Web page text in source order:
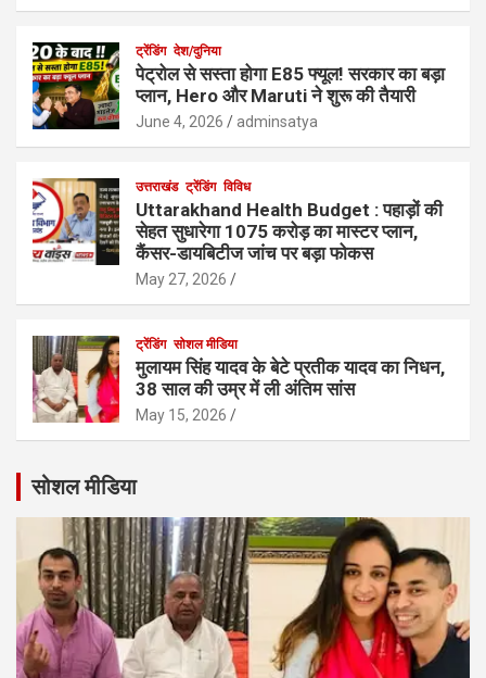
ट्रेंडिंग देश/दुनिया
पेट्रोल से सस्ता होगा E85 फ्यूल! सरकार का बड़ा
प्लान, Hero और Maruti ने शुरू की तैयारी
June 4, 2026 adminsatya
उत्तराखंड ट्रेंडिंग विविध
Uttarakhand Health Budget : पहाड़ों की
सेहत सुधारेगा 1075 करोड़ का मास्टर प्लान,
कैंसर-डायबिटीज जांच पर बड़ा फोकस
May 27, 2026
ट्रेंडिंग सोशल मीडिया
मुलायम सिंह यादव के बेटे प्रतीक यादव का निधन,
38 साल की उम्र में ली अंतिम सांस
May 15, 2026
सोशल मीडिया